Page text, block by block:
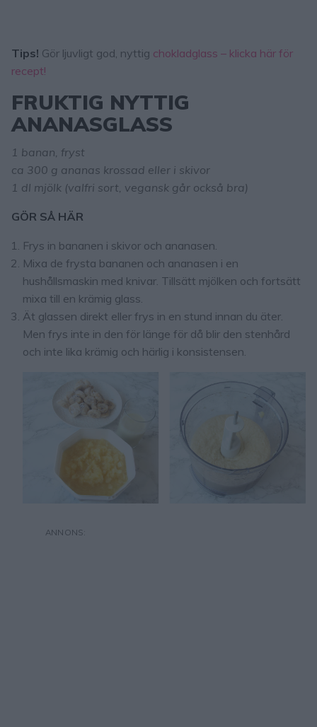
Tips! Gör ljuvligt god, nyttig chokladglass – klicka här för
recept!
FRUKTIG NYTTIG
ANANASGLASS
1 banan, fryst
ca 300 g ananas krossad eller i skivor
1 dl mjölk (valfri sort, vegansk går också bra)
GÖR SÅ HÄR
Frys in bananen i skivor och ananasen.
Mixa de frysta bananen och ananasen i en
hushållsmaskin med knivar. Tillsätt mjölken och fortsätt
mixa till en krämig glass.
Ät glassen direkt eller frys in en stund innan du äter.
Men frys inte in den för länge för då blir den stenhård
och inte lika krämig och härlig i konsistensen.